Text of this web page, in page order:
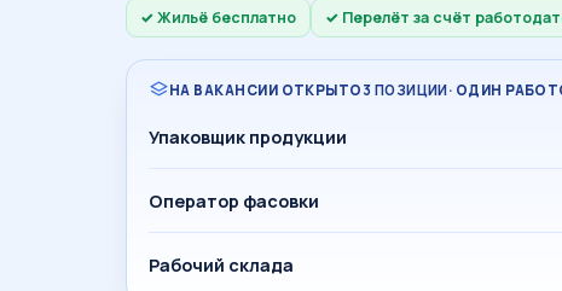
Жильё бесплатно Перелёт за счёт
НА ВАКАНСИИ ОТКРЫТО 3 ПОЗИЦИИ· ОДИН
Упаковщик продукции
Оператор фасовки
Рабочий склада